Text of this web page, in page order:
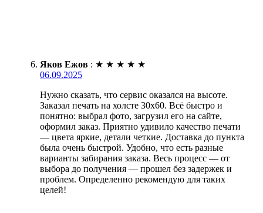
Яков Ежов : ★ ★ ★ ★ ★
06.09.2025
Нужно сказать, что сервис оказался на высоте.
Заказал печать на холсте 30х60. Всё быстро и
понятно: выбрал фото, загрузил его на сайте,
оформил заказ. Приятно удивило качество печати
— цвета яркие, детали четкие. Доставка до пункта
была очень быстрой. Удобно, что есть разные
варианты забирания заказа. Весь процесс — от
выбора до получения — прошел без задержек и
проблем. Определенно рекомендую для таких
целей!